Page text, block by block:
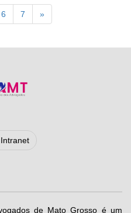
6 7 »
de Mato Grosso é um